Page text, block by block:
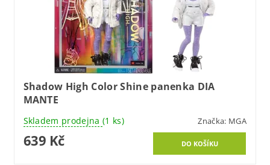
Shadow High Color Shine panenka DIA
MANTE
Skladem prodejna (1 ks) Značka: MGA
639 Kč